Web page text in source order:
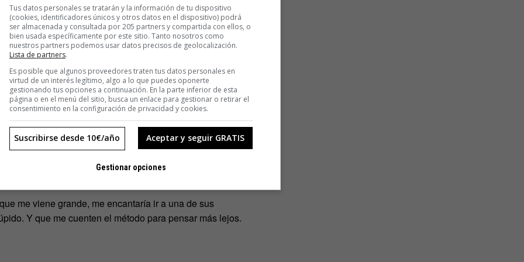
a gestionar nuevas ideas en entornos complejos, a
sabiendo que la herramienta que debe hacer que ocurra
humanas y no de procesos.
a preguntas que ni sabía formular. Tapan lagunas que
respuestas. Complicado de explicar.
Me tranquiliza pensar que haya personas
eso quiere decir que lo que nos rodea no es todo lo
a un ritmo distinto y superior a la inercia. Menos mal,
una palabra más antigua. Y sobre todo, en el entorno
me viene grande, me encantaría ir a una de sus
Y que me cuenten el método para pensar más lejos.
Tus datos personales se tratarán y la información de tu dispositivo
(cookies, identificadores únicos y otros datos en el dispositivo) podrá
ser almacenada y consultada por 205 partners y compartida con ellos, o
bien usada específicamente por este sitio. Tanto nosotros como
nuestros partners podemos usar datos precisos de geolocalización.
Lista de partners.
Es posible que algunos proveedores traten tus datos personales en
virtud de un interés legítimo, algo a lo que puedes oponerte
gestionando tus opciones a continuación. En la parte inferior de esta
página o en el menú del sitio, busca un enlace para gestionar o retirar el
consentimiento en la configuración de privacidad y cookies.
Aceptar y seguir GRATIS
Suscribirse desde 10€/año
Gestionar opciones